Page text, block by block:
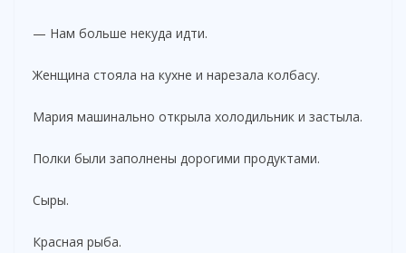
— Нам больше некуда идти.
Женщина стояла на кухне и нарезала колбасу.
Мария машинально открыла холодильник и застыла.
Полки были заполнены дорогими продуктами.
Сыры.
Красная рыба.